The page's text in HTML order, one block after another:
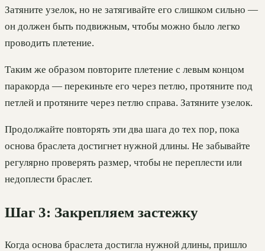
Затяните узелок, но не затягивайте его слишком сильно —
он должен быть подвижным, чтобы можно было легко
проводить плетение.
Таким же образом повторите плетение с левым концом
паракорда — перекиньте его через петлю, протяните под
петлей и протяните через петлю справа. Затяните узелок.
Продолжайте повторять эти два шага до тех пор, пока
основа браслета достигнет нужной длины. Не забывайте
регулярно проверять размер, чтобы не переплести или
недоплести браслет.
Шаг 3: Закрепляем застежку
Когда основа браслета достигла нужной длины, пришло